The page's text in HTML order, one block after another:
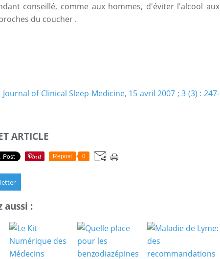
conseillé, comme aux hommes, d'éviter l'alcool aux
du coucher .
of Clinical Sleep Medicine, 15 avril 2007 ; 3 (3) : 247-
ARTICLE
Repost 0
aussi :